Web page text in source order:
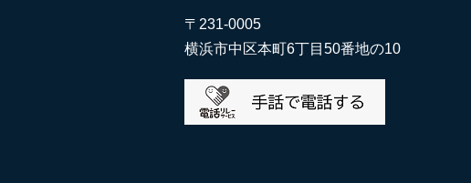
〒231-0005
横浜市中区本町6丁目50番地の10